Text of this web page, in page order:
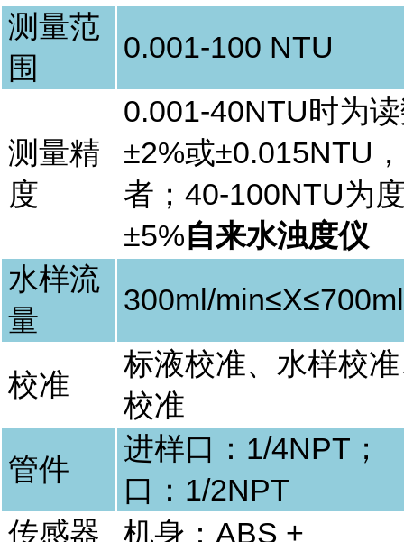
测量范
围
0.001-100 NTU
测量精
度
0.001-40NTU时为
±2%或±0.015NTU
者； 40-100NTU为
±5%自来水浊度仪
水样流
量
300ml/min≤X≤
校准
标液校准、水样校
校准
管件
进样口： 1/4NPT ；
口： 1/2NPT
传感器
机身： ABS +